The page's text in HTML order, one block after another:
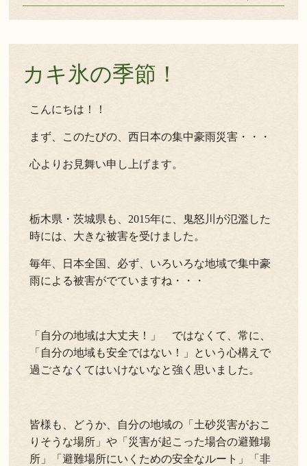
カキ氷の季節！
こんにちは！！
まず、このたびの、西日本の集中豪雨災害・・・
心よりお見舞い申し上げます。
栃木県・茨城県も、2015年に、鬼怒川が氾濫した
時には、大きな被害を受けました。
毎年、日本全国、必ず、いろいろな地域で集中豪
雨による被害がでていますね・・・
「自分の地域は大丈夫！」 ではなくて、常に、
「自分の地域も安全ではない！」という心構えで
過ごさなくてはいけないなと強く思いました。
皆様も、どうか、自分の地域の「土砂災害がおこ
りそうな場所」や「災害が起こった場合の避難場
所」「避難場所にいくための安全なルート」「非